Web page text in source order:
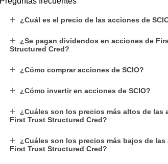
¿Cuál es el precio de las acciones de
¿Se pagan dividendos en acciones de
Structured Cred?
¿Cómo comprar acciones de SCIO?
¿Cómo invertir en acciones de SCIO?
¿Cuáles son los precios más altos de las
First Trust Structured Cred?
¿Cuáles son los precios más bajos de
First Trust Structured Cred?